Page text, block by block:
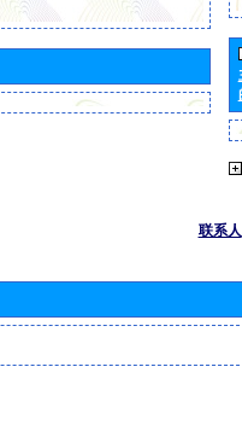
联系人